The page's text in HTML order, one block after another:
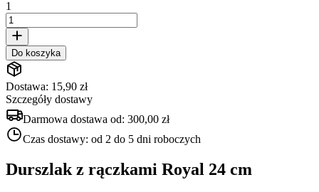
1
Do koszyka
Dostawa: 15,90 zł
Szczegóły dostawy
Darmowa dostawa od: 300,00 zł
Czas dostawy: od 2 do 5 dni roboczych
Durszlak z rączkami Royal 24 cm